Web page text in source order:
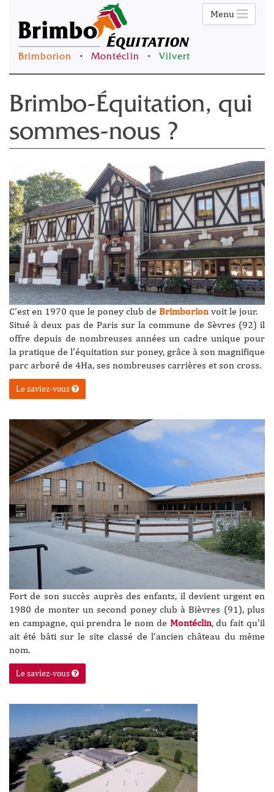
Menu
Brimborion • Montéclin • Vilvert
Brimbo-Équitation, qui
sommes-nous ?
C'est en 1970 que le poney club de Brimborion voit le jour.
Situé à deux pas de Paris sur la commune de Sèvres (92) il
offre depuis de nombreuses années un cadre unique pour
la pratique de l'équitation sur poney, grâce à son magnifique
parc arboré de 4Ha, ses nombreuses carrières et son cross.
Le saviez-vous
Fort de son succès auprès des enfants, il devient urgent en
1980 de monter un second poney club à Bièvres (91), plus
en campagne, qui prendra le nom de Montéclin, du fait qu'il
ait été bâti sur le site classé de l'ancien château du même
nom.
Le saviez-vous